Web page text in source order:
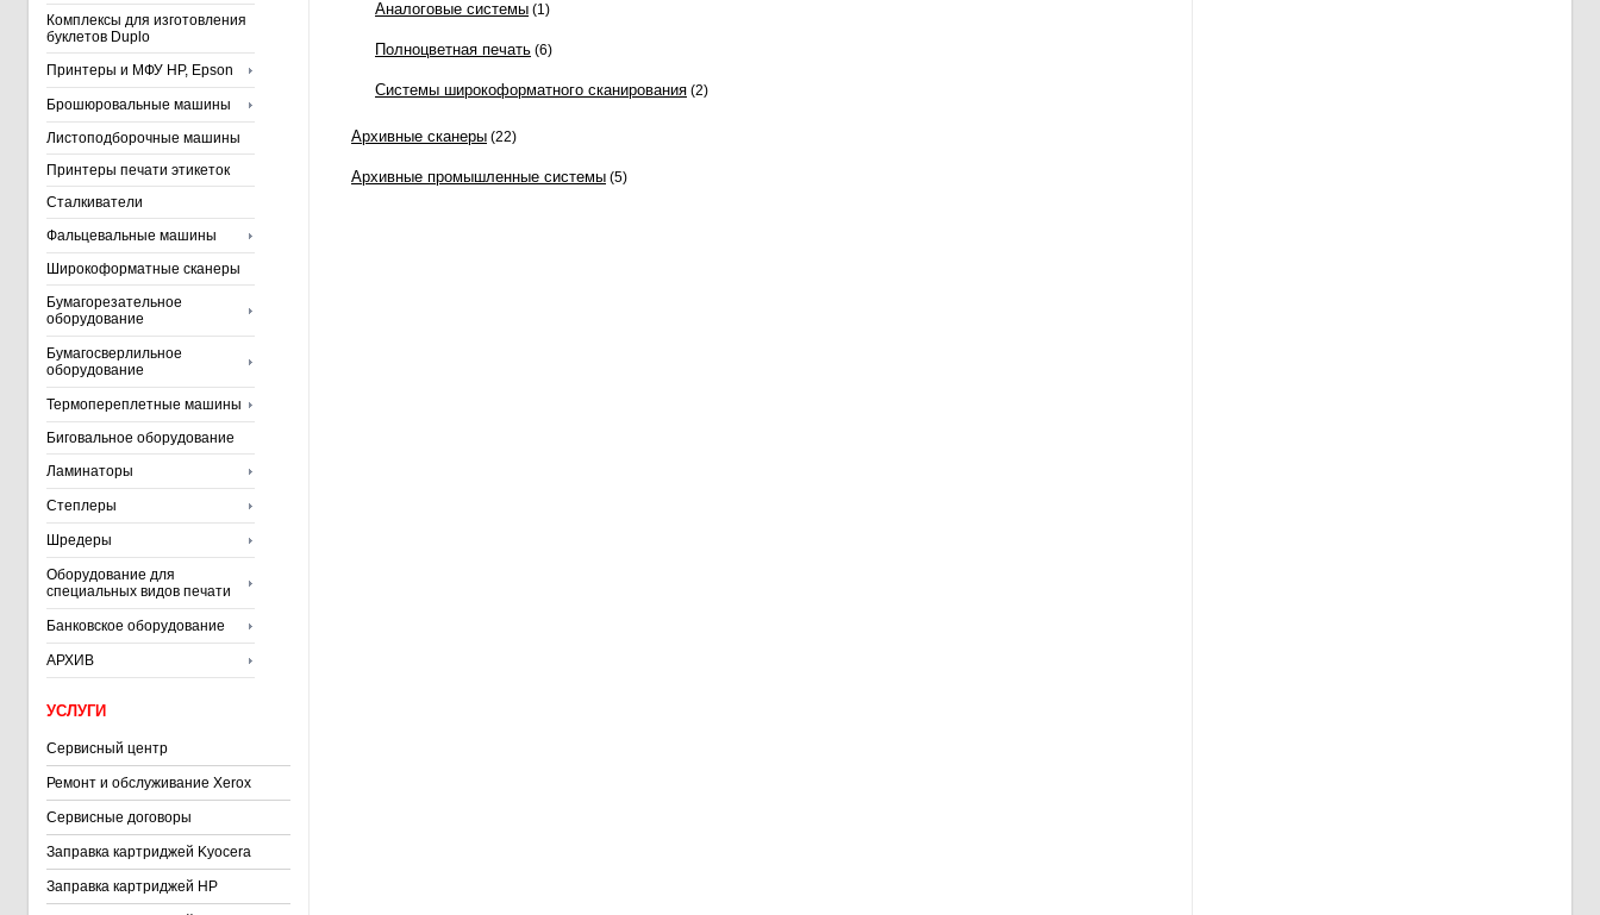
Комплексы для изготовления
буклетов Duplo
Принтеры и МФУ HP, Epson
Брошюровальные машины
Листоподборочные машины
Принтеры печати этикеток
Сталкиватели
Фальцевальные машины
Широкоформатные сканеры
Бумагорезательное
оборудование
Бумагосверлильное
оборудование
Термопереплетные машины
Биговальное оборудование
Ламинаторы
Степлеры
Шредеры
Оборудование для
специальных видов печати
Банковское оборудование
АРХИВ
УСЛУГИ
Сервисный центр
Ремонт и обслуживание Xerox
Сервисные договоры
Заправка картриджей Kyocera
Заправка картриджей HP
Аналоговые системы (1)
Полноцветная печать (6)
Системы широкоформатного сканирования (2)
Архивные сканеры (22)
Архивные промышленные системы (5)